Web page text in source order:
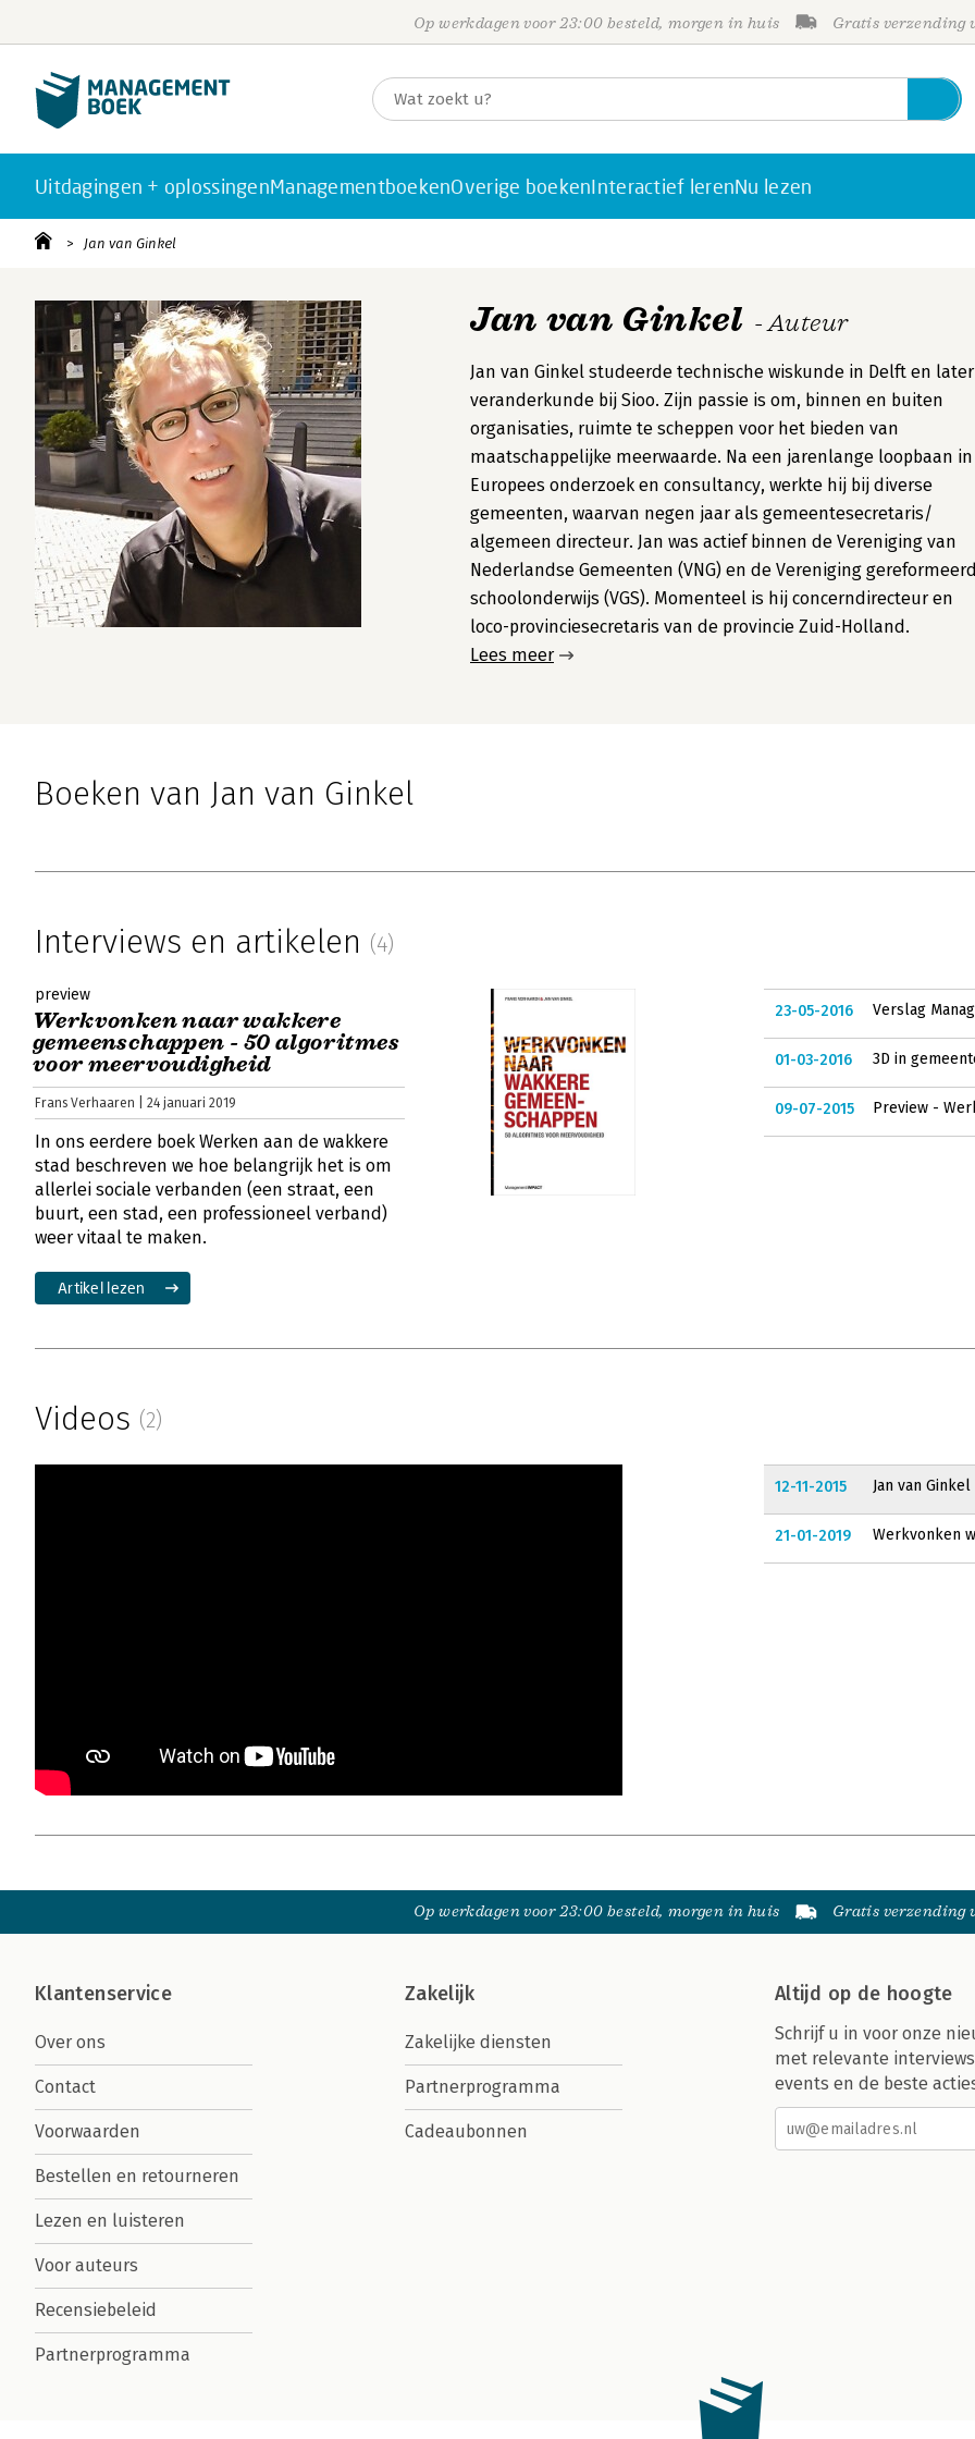
Op werkdagen voor 23:00 besteld, morgen in huis Gratis verzending
Uitdagingen + oplossingenManagementboekenOverige boekenInteractief lerenNu lezen
Jan van Ginkel
Jan van Ginkel - Auteur
Jan van Ginkel studeerde technische wiskunde in Delft en later
veranderkunde bij Sioo. Zijn passie is om, binnen en buiten
organisaties, ruimte te scheppen voor het bieden van
maatschappelijke meerwaarde. Na een jarenlange loopbaan in
Europees onderzoek en consultancy, werkte hij bij diverse
gemeenten, waarvan negen jaar als gemeentesecretaris/
algemeen directeur. Jan was actief binnen de Vereniging van
Nederlandse Gemeenten (VNG) en de Vereniging
schoolonderwijs (VGS). Momenteel is hij concerndirecteur en
loco-provinciesecretaris van de provincie Zuid-Holland.
Lees meer
Boeken van Jan van Ginkel
Interviews en artikelen (4)
preview
Werkvonken naar wakkere
gemeenschappen - 50 algoritmes
voor meervoudigheid
Frans Verhaaren | 24 januari 2019
In ons eerdere boek Werken aan de wakkere
stad beschreven we hoe belangrijk het is om
allerlei sociale verbanden (een straat, een
buurt, een stad, een professioneel verband)
weer vitaal te maken.
Artikel lezen
23-05-2016 Verslag
01-03-2016 3D in
09-07-2015 Preview -
Videos (2)
12-11-2015 Jan van
21-01-2019 Werkvonken
Op werkdagen voor 23:00 besteld, morgen in huis Gratis verzending
Klantenservice
Over ons
Contact
Voorwaarden
Bestellen en retourneren
Lezen en luisteren
Voor auteurs
Recensiebeleid
Partnerprogramma
Zakelijk
Zakelijke diensten
Partnerprogramma
Cadeaubonnen
Altijd op de hoogte
Schrijf u in voor onze
met relevante
events en de beste